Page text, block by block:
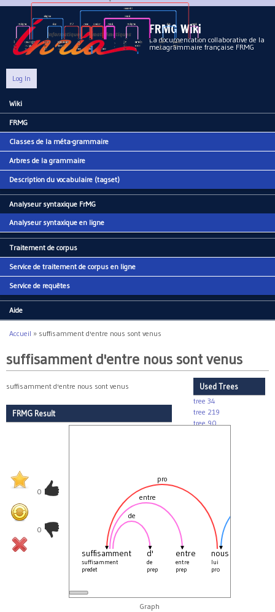
Aller au contenu principal
FRMG Wiki
La documentation collaborative de la
metagrammaire française FRMG
Log In
Main menu
Wiki
FRMG
Classes de la méta-grammaire
Arbres de la grammaire
Description du vocabulaire (tagset)
Analyseur syntaxique FrMG
Analyseur syntaxique en ligne
Traitement de corpus
Service de traitement de corpus en ligne
Service de requêtes
Aide
Vous êtes ici
Accueil » suffisamment d'entre nous sont venus
suffisamment d'entre nous sont venus
suffisamment d'entre nous sont venus
FRMG Result
0
0
suffisamment
suffisamment
predet
d'
de
prep
entre
entre
prep
nous
lui
pro
entre
de
pro
Graph
Used Trees
tree 34
tree 219
tree 90